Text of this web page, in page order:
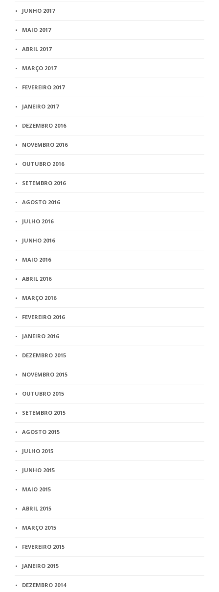
JUNHO 2017
MAIO 2017
ABRIL 2017
MARÇO 2017
FEVEREIRO 2017
JANEIRO 2017
DEZEMBRO 2016
NOVEMBRO 2016
OUTUBRO 2016
SETEMBRO 2016
AGOSTO 2016
JULHO 2016
JUNHO 2016
MAIO 2016
ABRIL 2016
MARÇO 2016
FEVEREIRO 2016
JANEIRO 2016
DEZEMBRO 2015
NOVEMBRO 2015
OUTUBRO 2015
SETEMBRO 2015
AGOSTO 2015
JULHO 2015
JUNHO 2015
MAIO 2015
ABRIL 2015
MARÇO 2015
FEVEREIRO 2015
JANEIRO 2015
DEZEMBRO 2014